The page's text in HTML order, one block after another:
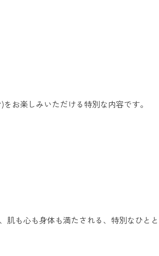
お楽しみいただける特別な内容です。
も心も身体も満たされる、特別なひと